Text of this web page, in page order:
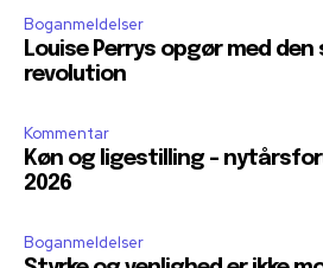
Boganmeldelser
Louise Perrys opgør med den
revolution
Kommentar
Køn og ligestilling –
2026
Boganmeldelser